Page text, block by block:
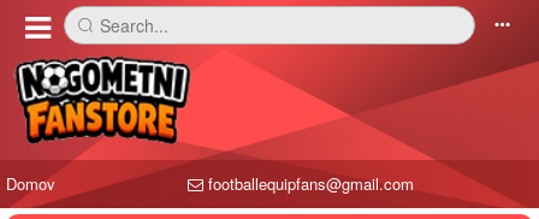
󰅼 Search... 󰄒
Domov footballequipfans@gmail.com